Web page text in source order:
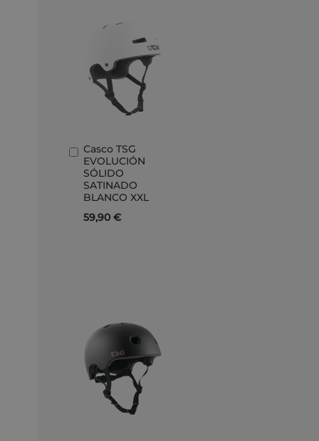
Casco TSG
EVOLUCIÓN
SÓLIDO
SATINADO
BLANCO XXL
59,90 €
Añadir
al
carrito